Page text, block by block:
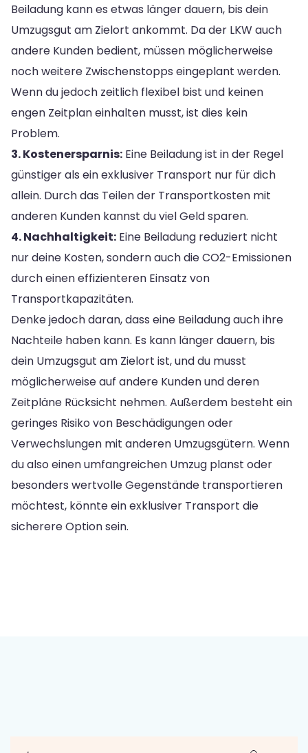
Beiladung kann es etwas länger dauern, bis dein
Umzugsgut am Zielort ankommt. Da der LKW auch
andere Kunden bedient, müssen möglicherweise
noch weitere Zwischenstopps eingeplant werden.
Wenn du jedoch zeitlich flexibel bist und keinen
engen Zeitplan einhalten musst, ist dies kein
Problem.
3. Kostenersparnis: Eine Beiladung ist in der Regel
günstiger als ein exklusiver Transport nur für dich
allein. Durch das Teilen der Transportkosten mit
anderen Kunden kannst du viel Geld sparen.
4. Nachhaltigkeit: Eine Beiladung reduziert nicht
nur deine Kosten, sondern auch die CO2-Emissionen
durch einen effizienteren Einsatz von
Transportkapazitäten.
Denke jedoch daran, dass eine Beiladung auch ihre
Nachteile haben kann. Es kann länger dauern, bis
dein Umzugsgut am Zielort ist, und du musst
möglicherweise auf andere Kunden und deren
Zeitpläne Rücksicht nehmen. Außerdem besteht ein
geringes Risiko von Beschädigungen oder
Verwechslungen mit anderen Umzugsgütern. Wenn
du also einen umfangreichen Umzug planst oder
besonders wertvolle Gegenstände transportieren
möchtest, könnte ein exklusiver Transport die
sicherere Option sein.